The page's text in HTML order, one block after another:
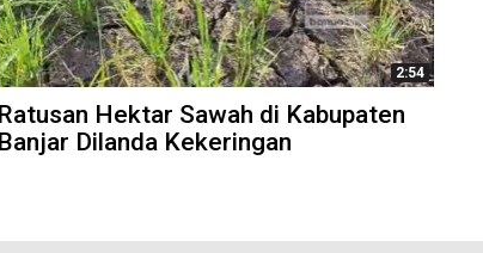
2:54
Ratusan Hektar Sawah di Kabupaten
Banjar Dilanda Kekeringan